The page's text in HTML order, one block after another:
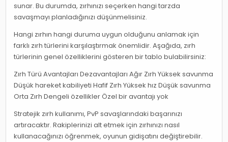
sunar. Bu durumda, zırhınızı seçerken hangi tarzda
savaşmayı planladığınızı düşünmelisiniz.
Hangi zırhın hangi duruma uygun olduğunu anlamak için
farklı zırh türlerini karşılaştırmak önemlidir. Aşağıda, zırh
türlerinin genel özelliklerini gösteren bir tablo bulabilirsiniz:
Zırh Türü Avantajları Dezavantajları Ağır Zırh Yüksek savunma
Düşük hareket kabiliyeti Hafif Zırh Yüksek hız Düşük savunma
Orta Zırh Dengeli özellikler Özel bir avantajı yok
Stratejik zırh kullanımı, PvP savaşlarındaki başarınızı
artıracaktır. Rakiplerinizi alt etmek için zırhınızı nasıl
kullanacağınızı öğrenmek, oyunun gidişatını değiştirebilir.